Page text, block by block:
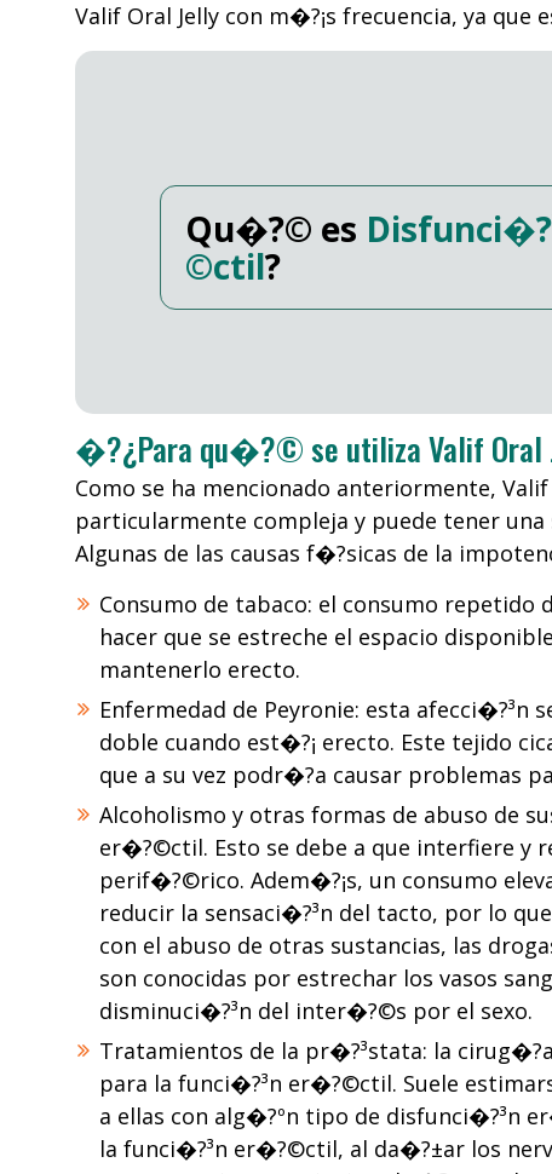
Valif Oral Jelly con m�?¡s frecuencia, ya que
Qu�?© es
©ctil?
�?¿Para qu�?© se utiliza Valif Oral
Como se ha mencionado anteriormente,
particularmente compleja y puede tener
Algunas de las causas f�?­sicas de la
Consumo de tabaco: el consumo repetido
hacer que se estreche el espacio
mantenerlo erecto.
Enfermedad de Peyronie: esta afecci�?³n
doble cuando est�?¡ erecto. Este tejido
que a su vez podr�?­a causar problemas
Alcoholismo y otras formas de abuso de
er�?©ctil. Esto se debe a que interfiere y
perif�?©rico. Adem�?¡s, un consumo
reducir la sensaci�?³n del tacto, por lo
con el abuso de otras sustancias, las
son conocidas por estrechar los vasos
disminuci�?³n del inter�?©s por el sexo.
Tratamientos de la pr�?³stata: la
para la funci�?³n er�?©ctil. Suele
a ellas con alg�?ºn tipo de disfunci�?³n
la funci�?³n er�?©ctil, al da�?±ar los